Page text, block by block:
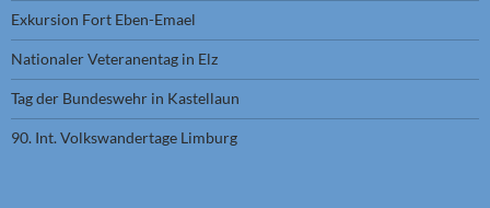
Exkursion Fort Eben-Emael
Nationaler Veteranentag in Elz
Tag der Bundeswehr in Kastellaun
90. Int. Volkswandertage Limburg